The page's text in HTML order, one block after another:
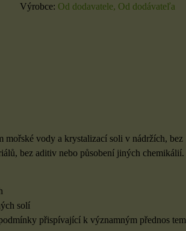
Výrobce: Od dodavatele, Od dodávateľa
vody a krystalizací soli v nádržích, bez
bez aditiv nebo působení jiných chemikálií.
solí
přispívající k významným přednos tem